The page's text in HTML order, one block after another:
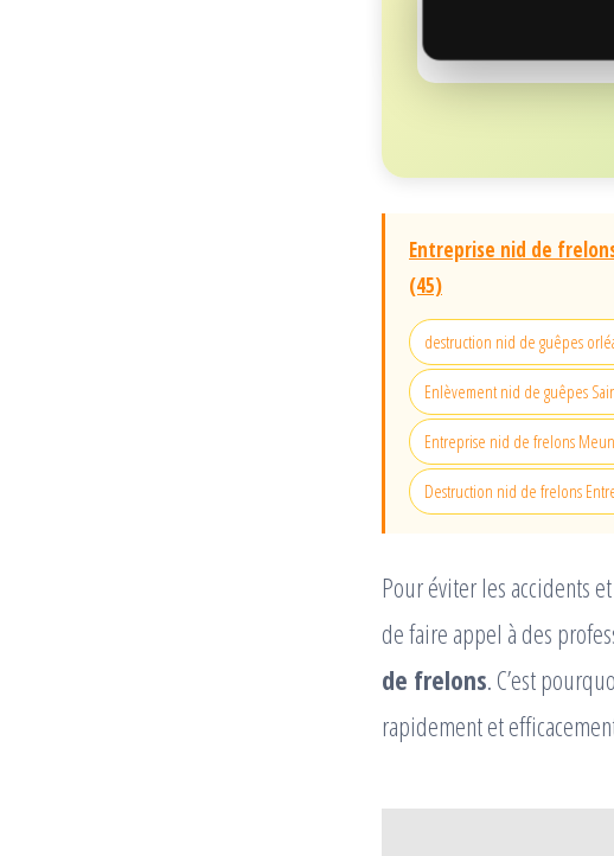
Entreprise nid de
(45)
destruction nid de guêpes
Enlèvement nid de guêpes
Entreprise nid de frelons
Destruction nid de frelons
Pour éviter les accidents
de faire appel à des
de frelons. C’est
rapidement et